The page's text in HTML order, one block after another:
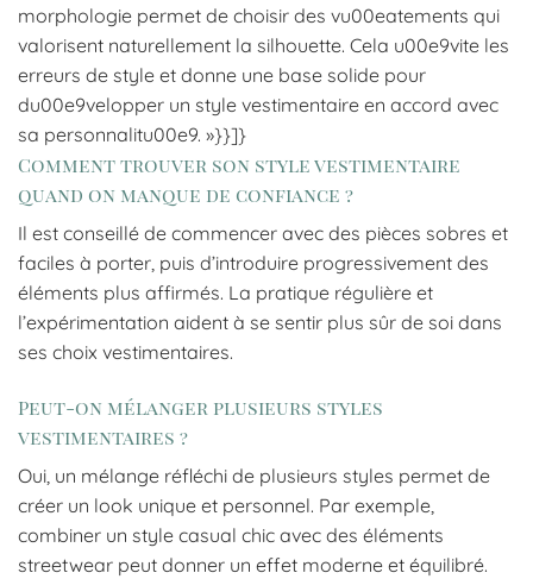
morphologie permet de choisir des vu00eatements qui
valorisent naturellement la silhouette. Cela u00e9vite les
erreurs de style et donne une base solide pour
du00e9velopper un style vestimentaire en accord avec
sa personnalitu00e9. »}}]}
Comment trouver son style vestimentaire
quand on manque de confiance ?
Il est conseillé de commencer avec des pièces sobres et
faciles à porter, puis d’introduire progressivement des
éléments plus affirmés. La pratique régulière et
l’expérimentation aident à se sentir plus sûr de soi dans
ses choix vestimentaires.
Peut-on mélanger plusieurs styles
vestimentaires ?
Oui, un mélange réfléchi de plusieurs styles permet de
créer un look unique et personnel. Par exemple,
combiner un style casual chic avec des éléments
streetwear peut donner un effet moderne et équilibré.